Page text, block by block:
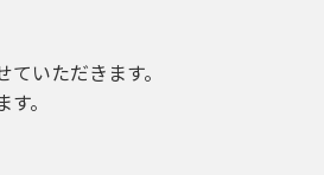
いただきます。
。